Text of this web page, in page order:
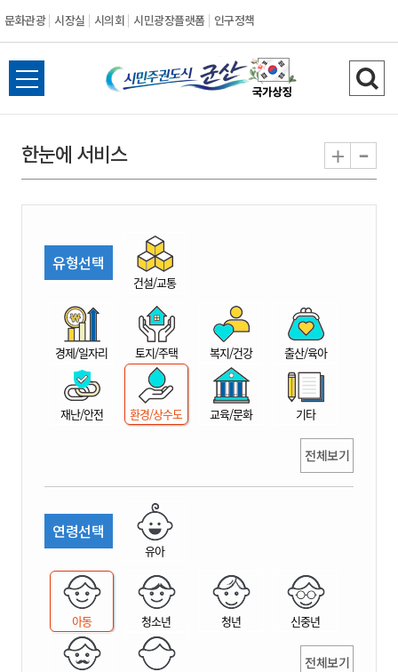
문화관광 시장실 시의회 시민광장플랫폼 인구정책
시
민
권
시
산
전
체
뉴
열
검
색
기
한눈에 서비스 + -
유형선택
건설/교통
경제/일자리 토지/주택 복지/건강 출산/육아
재난/안전 환경/상수도 교육/문화 기타
전체보기
연령선택
유아
아동 청소년 청년 신중년
전체보기